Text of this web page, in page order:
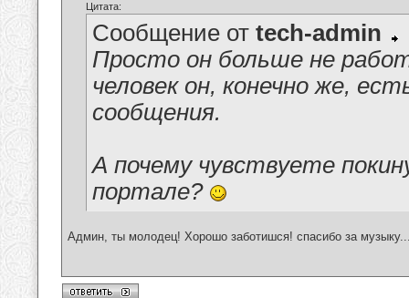
Цитата:
Сообщение от tech-admin
Просто он больше не
человек он, конечно же,
сообщения.
А почему чувствуете
портале?
Админ, ты молодец! Хорошо заботишся! спасибо за